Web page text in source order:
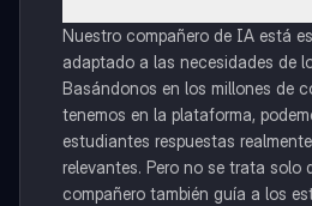
Nuestro compañero de IA está
adaptado a las necesidades de
Basándonos en los millones de
tenemos en la plataforma,
estudiantes respuestas
relevantes. Pero no se trata solo
compañero también guía a los